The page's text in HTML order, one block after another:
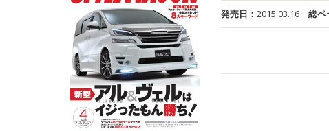
発売日：2015.03.16 総ペ